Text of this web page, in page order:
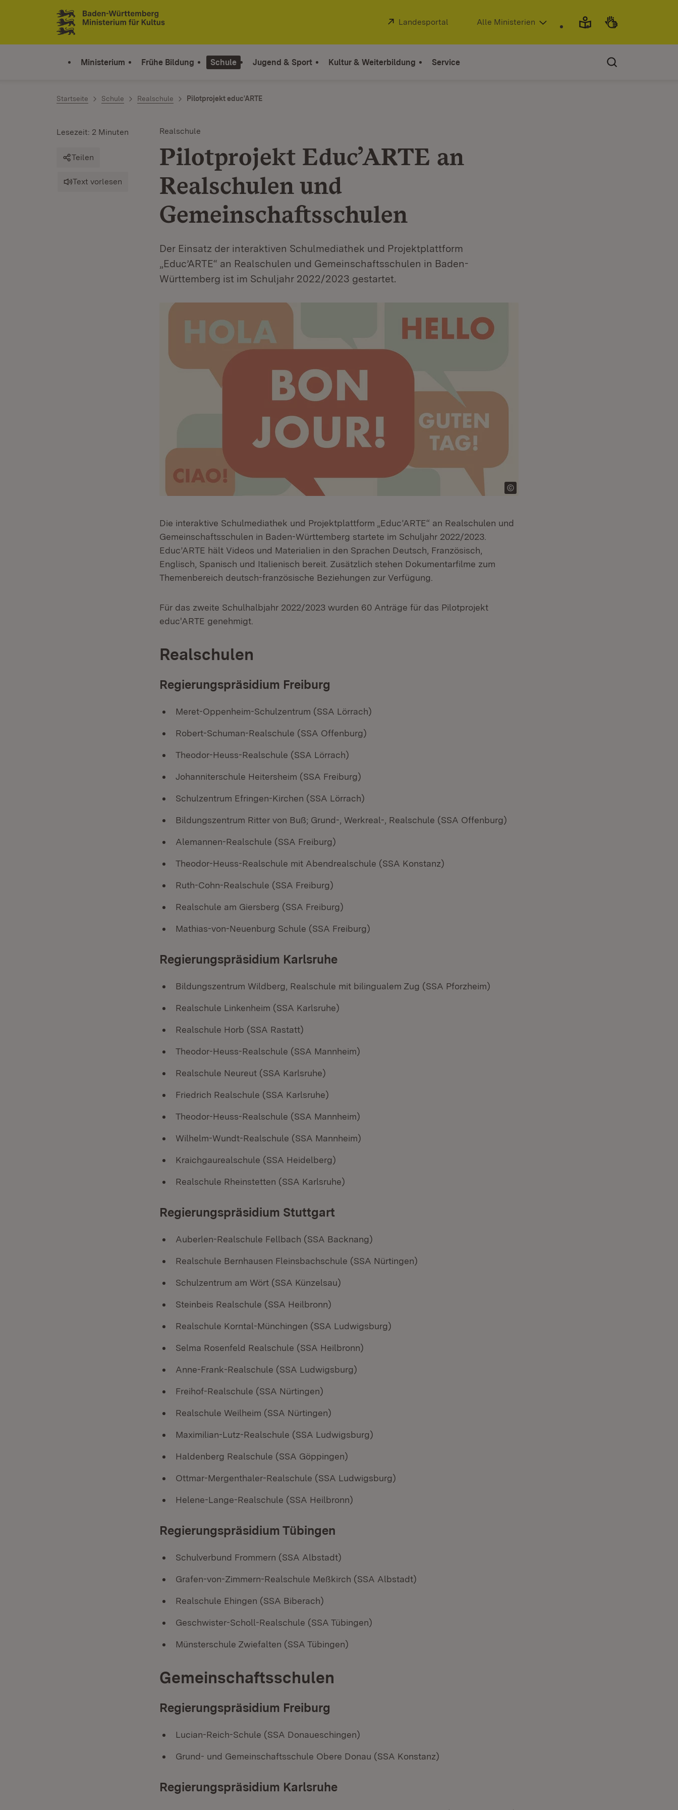
Zum Inhalt springen
Link zur Startseite
Extern:
Landesportal (Öffnet in neuem Fenster)
Alle Ministerien
Ministerium Frühe Bildung Schule Jugend & Sport Kultur & Weiterbildung Service
Startseite Schule Realschule Pilotprojekt educ'ARTE
Realschule
Pilotprojekt Educ’ARTE an
Realschulen und
Gemeinschaftsschulen
Der Einsatz der interaktiven Schulmediathek und Projektplattform
„Educ’ARTE“ an Realschulen und Gemeinschaftsschulen in Baden-
Württemberg ist im Schuljahr 2022/2023 gestartet.
Lesezeit: 2 Minuten
Teilen
Text vorlesen
Die interaktive Schulmediathek und Projektplattform „Educ’ARTE“ an Realschulen und
Gemeinschaftsschulen in Baden-Württemberg startete im Schuljahr 2022/2023.
Educ’ARTE hält Videos und Materialien in den Sprachen Deutsch, Französisch,
Englisch, Spanisch und Italienisch bereit. Zusätzlich stehen Dokumentarfilme zum
Themenbereich deutsch-französische Beziehungen zur Verfügung.
Für das zweite Schulhalbjahr 2022/2023 wurden 60 Anträge für das Pilotprojekt
educ'ARTE genehmigt.
Realschulen
Regierungspräsidium Freiburg
Meret-Oppenheim-Schulzentrum (SSA Lörrach)
Robert-Schuman-Realschule (SSA Offenburg)
Theodor-Heuss-Realschule (SSA Lörrach)
Johanniterschule Heitersheim (SSA Freiburg)
Schulzentrum Efringen-Kirchen (SSA Lörrach)
Bildungszentrum Ritter von Buß; Grund-, Werkreal-, Realschule (SSA Offenburg)
Alemannen-Realschule (SSA Freiburg)
Theodor-Heuss-Realschule mit Abendrealschule (SSA Konstanz)
Ruth-Cohn-Realschule (SSA Freiburg)
Realschule am Giersberg (SSA Freiburg)
Mathias-von-Neuenburg Schule (SSA Freiburg)
Regierungspräsidium Karlsruhe
Bildungszentrum Wildberg, Realschule mit bilingualem Zug (SSA Pforzheim)
Realschule Linkenheim (SSA Karlsruhe)
Realschule Horb (SSA Rastatt)
Theodor-Heuss-Realschule (SSA Mannheim)
Realschule Neureut (SSA Karlsruhe)
Friedrich Realschule (SSA Karlsruhe)
Theodor-Heuss-Realschule (SSA Mannheim)
Wilhelm-Wundt-Realschule (SSA Mannheim)
Kraichgaurealschule (SSA Heidelberg)
Realschule Rheinstetten (SSA Karlsruhe)
Regierungspräsidium Stuttgart
Auberlen-Realschule Fellbach (SSA Backnang)
Realschule Bernhausen Fleinsbachschule (SSA Nürtingen)
Schulzentrum am Wört (SSA Künzelsau)
Steinbeis Realschule (SSA Heilbronn)
Realschule Korntal-Münchingen (SSA Ludwigsburg)
Selma Rosenfeld Realschule (SSA Heilbronn)
Anne-Frank-Realschule (SSA Ludwigsburg)
Freihof-Realschule (SSA Nürtingen)
Realschule Weilheim (SSA Nürtingen)
Maximilian-Lutz-Realschule (SSA Ludwigsburg)
Haldenberg Realschule (SSA Göppingen)
Ottmar-Mergenthaler-Realschule (SSA Ludwigsburg)
Helene-Lange-Realschule (SSA Heilbronn)
Regierungspräsidium Tübingen
Schulverbund Frommern (SSA Albstadt)
Grafen-von-Zimmern-Realschule Meßkirch (SSA Albstadt)
Realschule Ehingen (SSA Biberach)
Geschwister-Scholl-Realschule (SSA Tübingen)
Münsterschule Zwiefalten (SSA Tübingen)
Gemeinschaftsschulen
Regierungspräsidium Freiburg
Lucian-Reich-Schule (SSA Donaueschingen)
Grund- und Gemeinschaftsschule Obere Donau (SSA Konstanz)
Regierungspräsidium Karlsruhe